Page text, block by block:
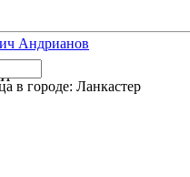
Андрианов
в городе: Ланкастер